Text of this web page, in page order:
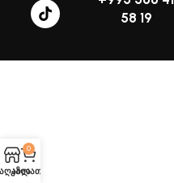
58 19
0
კალათა